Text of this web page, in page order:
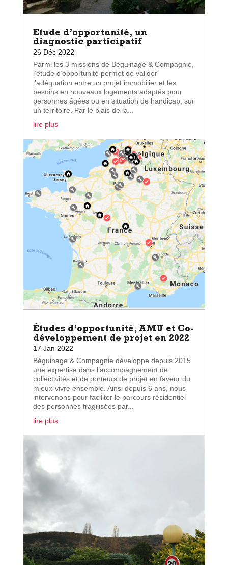
Etude d’opportunité, un
diagnostic participatif
26 Déc 2022
Parmi les 3 missions de Béguinage & Compagnie,
l’étude d’opportunité permet de valider
l’adéquation entre un projet immobilier et les
besoins en nouveaux logements adaptés pour
personnes âgées ou en situation de handicap, sur
un territoire. Par le biais de la...
lire plus
Études d’opportunité, AMU et Co-
développement de projet en 2022
17 Jan 2022
Béguinage & Compagnie développe depuis 2015
une expertise dans l’accompagnement de
collectivités et de porteurs de projet en faveur du
mieux-vivre ensemble. Ainsi depuis 6 ans, nous
intervenons pour faciliter le parcours résidentiel
des personnes fragilisées par...
lire plus